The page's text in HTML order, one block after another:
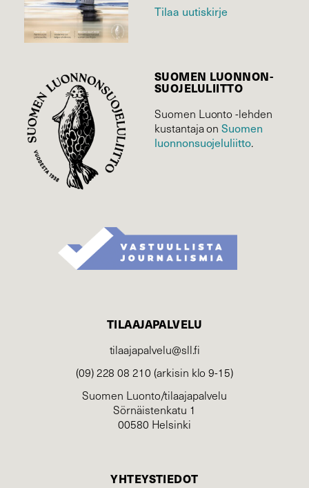
Tilaa uutiskirje
SUOMEN LUONNON­
SUOJELU­LIITTO
Suomen Luonto -lehden
kustantaja onSuomen
luonnonsuojelu­liitto.
TILAAJAPALVELU
tilaajapalvelu@sll.fi
(09) 228 08 210 (arkisin klo 9-15)
Suomen Luonto/tilaajapalvelu
Sörnäistenkatu 1
00580 Helsinki
YHTEYSTIEDOT